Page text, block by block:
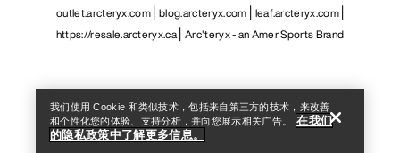
Help
outlet.arcteryx.com blog.arcteryx.com leaf.arcteryx.com
https://resale.arcteryx.ca Arc'teryx - an Amer Sports Brand
我们使用 Cookie 和类似技术，包括来自第三方的技术，来改善
和个性化您的体验、支持分析，并向您展示相关广告。
在我们
的隐私政策中了解更多信息。